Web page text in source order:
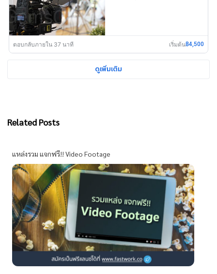
ตอบกลับภายใน 37 นาที เริ่มต้น฿4,500
ดูเพิ่มเติม
Related Posts
แหล่งรวม แจกฟรี!! Video Footage